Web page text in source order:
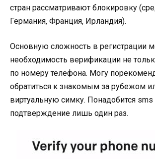
стран рассматривают блокировку
Германия, Франция, Ирландия).
Основную сложность в регистрации
необходимость верификации не
по номеру телефона. Могу
обратиться к знакомым за рубежом
виртуальную симку. Понадобится sms
подтверждение лишь один раз.